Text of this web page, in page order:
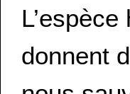
donnent